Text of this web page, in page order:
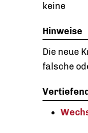
keine
Hinweise
Die neue
falsche